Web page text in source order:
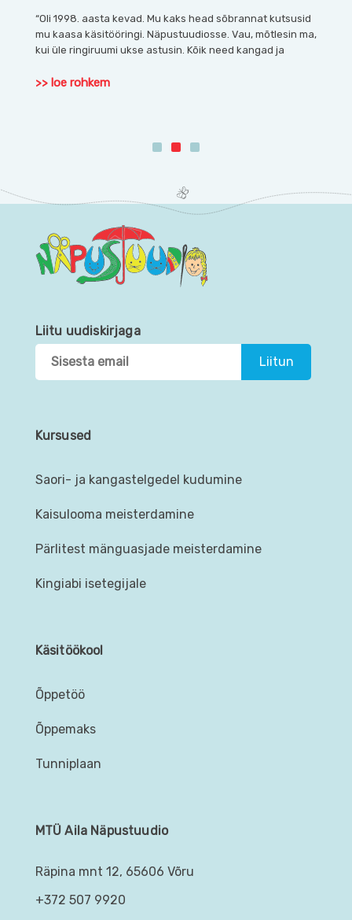
“Oli 1998. aasta kevad. Mu kaks head sõbrannat kutsusid
mu kaasa käsitööringi. Näpustuudiosse. Vau, mõtlesin ma,
kui üle ringiruumi ukse astusin. Kõik need kangad ja
>> loe rohkem
Liitu uudiskirjaga
Kursused
Saori- ja kangastelgedel kudumine
Kaisulooma meisterdamine
Pärlitest mänguasjade meisterdamine
Kingiabi isetegijale
Käsitöökool
Õppetöö
Õppemaks
Tunniplaan
MTÜ Aila Näpustuudio
Räpina mnt 12, 65606 Võru
+372 507 9920